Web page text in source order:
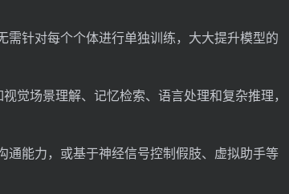
需针对每个个体进行单独训练，大大提升模型的
觉场景理解、记忆检索、语言处理和复杂推理，
通能力，或基于神经信号控制假肢、虚拟助手等